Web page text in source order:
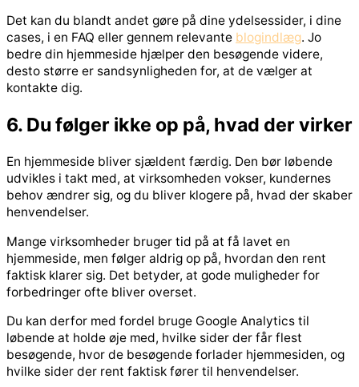
Det kan du blandt andet gøre på dine ydelsessider, i dine
cases, i en FAQ eller gennem relevante blogindlæg. Jo
bedre din hjemmeside hjælper den besøgende videre,
desto større er sandsynligheden for, at de vælger at
kontakte dig.
6. Du følger ikke op på, hvad der virker
En hjemmeside bliver sjældent færdig. Den bør løbende
udvikles i takt med, at virksomheden vokser, kundernes
behov ændrer sig, og du bliver klogere på, hvad der skaber
henvendelser.
Mange virksomheder bruger tid på at få lavet en
hjemmeside, men følger aldrig op på, hvordan den rent
faktisk klarer sig. Det betyder, at gode muligheder for
forbedringer ofte bliver overset.
Du kan derfor med fordel bruge Google Analytics til
løbende at holde øje med, hvilke sider der får flest
besøgende, hvor de besøgende forlader hjemmesiden, og
hvilke sider der rent faktisk fører til henvendelser.